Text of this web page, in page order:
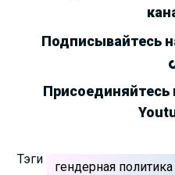
Подписывайтесь
Присоединяйтесь
Тэги
гендерная политика